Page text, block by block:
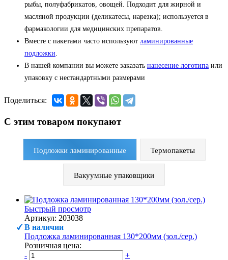
рыбы, полуфабрикатов, овощей. Подходит для жирной и
масляной продукции (деликатесы, нарезка); используется в
фармакологии для медицинских препаратов.
Вместе с пакетами часто используют ламинированные
подложки.
В нашей компании вы можете заказать нанесение логотипа или
упаковку с нестандартными размерами
Поделиться:
С этим товаром покупают
Подложки ламинированные Термопакеты
Вакуумные упаковщики
Быстрый просмотр
Артикул: 203038
В наличии
Подложка ламинированная 130*200мм (зол./сер.)
Розничная цена:
-
+